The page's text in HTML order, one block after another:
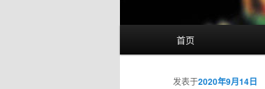
首页
发表于2020年9月14日